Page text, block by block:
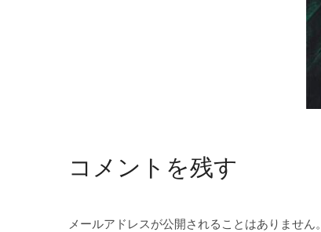
コメントを残す
メールアドレスが公開されることはありません。